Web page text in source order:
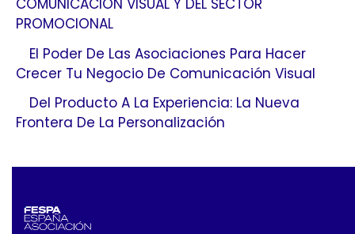
PROMOCIONAL
El Poder De Las Asociaciones Para Hacer
Crecer Tu Negocio De Comunicación Visual
Del Producto A La Experiencia: La Nueva
Frontera De La Personalización